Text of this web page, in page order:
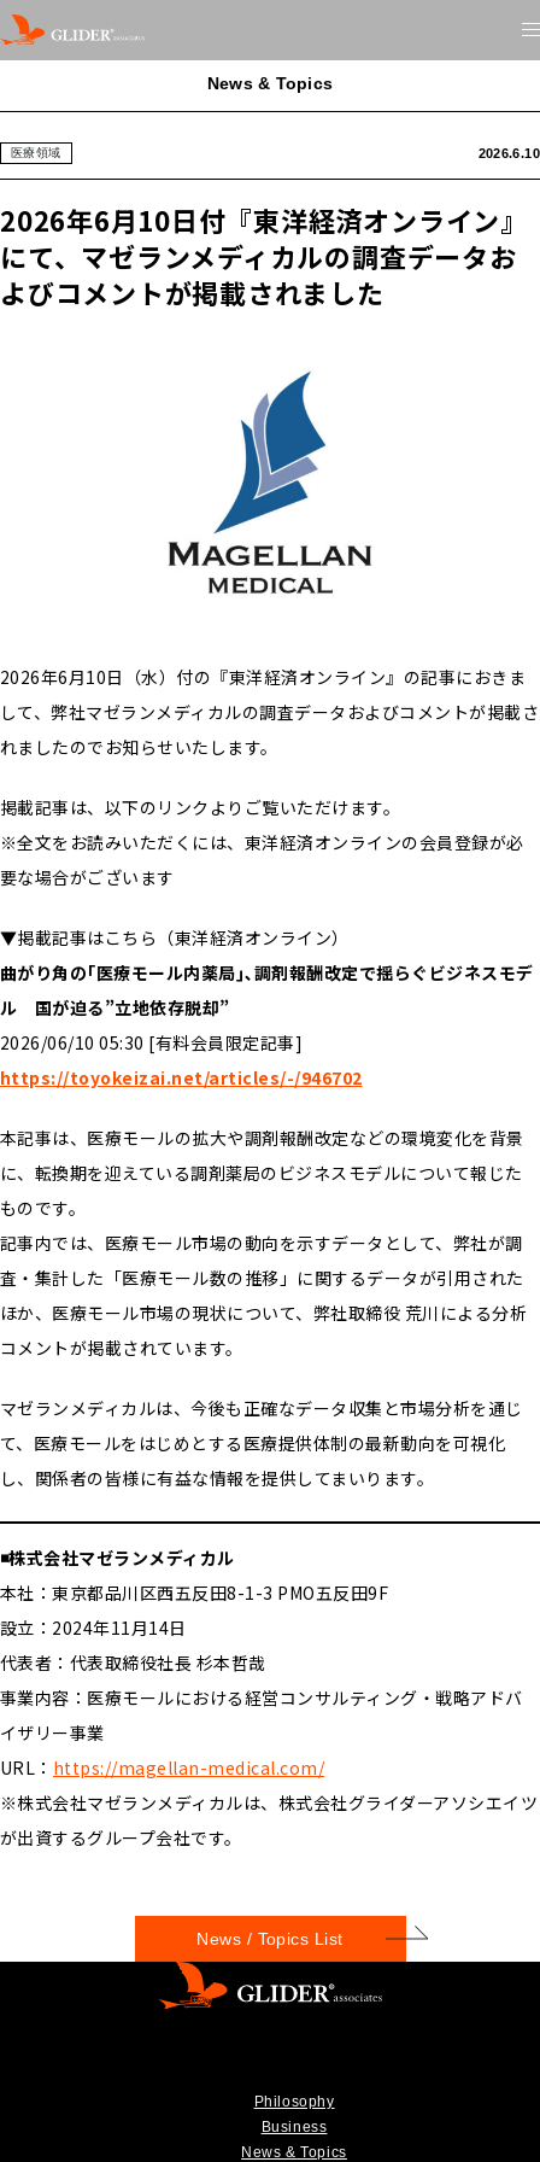
News & Topics
医療領域 2026.6.10
2026年6月10日付『東洋経済オンライン』
にて、マゼランメディカルの調査データお
よびコメントが掲載されました
2026年6月10日（水）付の『東洋経済オンライン』の記事におきま
して、弊社マゼランメディカルの調査データおよびコメントが掲載さ
れましたのでお知らせいたします。
掲載記事は、以下のリンクよりご覧いただけます。
※全文をお読みいただくには、東洋経済オンラインの会員登録が必
要な場合がございます
▼掲載記事はこちら（東洋経済オンライン）
曲がり角の｢医療モール内薬局｣､調剤報酬改定で揺らぐビジネスモデ
ル 国が迫る”立地依存脱却”
2026/06/10 05:30 [有料会員限定記事]
https://toyokeizai.net/articles/-/946702
本記事は、医療モールの拡大や調剤報酬改定などの環境変化を背景
に、転換期を迎えている調剤薬局のビジネスモデルについて報じた
ものです。
記事内では、医療モール市場の動向を示すデータとして、弊社が調
査・集計した「医療モール数の推移」に関するデータが引用された
ほか、医療モール市場の現状について、弊社取締役 荒川による分析
コメントが掲載されています。
マゼランメディカルは、今後も正確なデータ収集と市場分析を通じ
て、医療モールをはじめとする医療提供体制の最新動向を可視化
し、関係者の皆様に有益な情報を提供してまいります。
◾️株式会社マゼランメディカル
本社：東京都品川区西五反田8-1-3 PMO五反田9F
設立：2024年11月14日
代表者：代表取締役社長 杉本哲哉
事業内容：医療モールにおける経営コンサルティング・戦略アドバ
イザリー事業
URL： https://magellan-medical.com/
※株式会社マゼランメディカルは、株式会社グライダーアソシエイツ
が出資するグループ会社です。
News / Topics List
Philosophy
Business
News & Topics